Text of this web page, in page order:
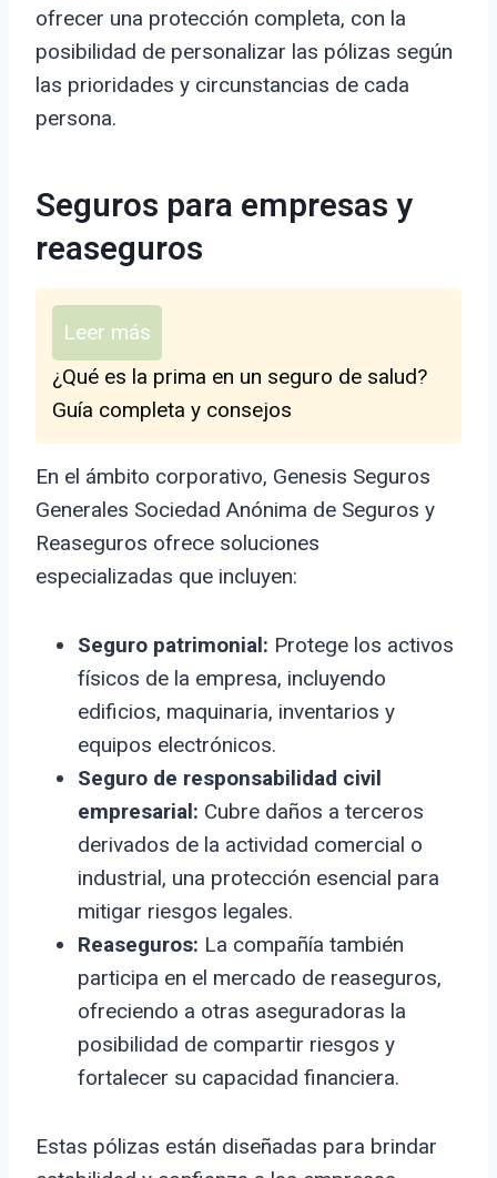
ofrecer una protección completa, con la
posibilidad de personalizar las pólizas según
las prioridades y circunstancias de cada
persona.
Seguros para empresas y
reaseguros
Leer más
¿Qué es la prima en un seguro de salud?
Guía completa y consejos
En el ámbito corporativo, Genesis Seguros
Generales Sociedad Anónima de Seguros y
Reaseguros ofrece soluciones
especializadas que incluyen:
Seguro patrimonial: Protege los activos
físicos de la empresa, incluyendo
edificios, maquinaria, inventarios y
equipos electrónicos.
Seguro de responsabilidad civil
empresarial: Cubre daños a terceros
derivados de la actividad comercial o
industrial, una protección esencial para
mitigar riesgos legales.
Reaseguros: La compañía también
participa en el mercado de reaseguros,
ofreciendo a otras aseguradoras la
posibilidad de compartir riesgos y
fortalecer su capacidad financiera.
Estas pólizas están diseñadas para brindar